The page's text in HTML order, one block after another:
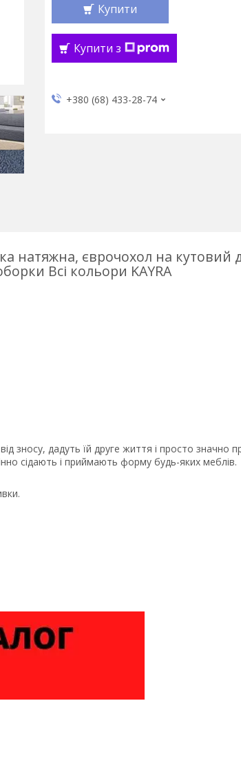
Купити
Купити з
+380 (68) 433-28-74
натяжна, єврочохол на кутовий
Всі кольори KAYRA
зносу, дадуть їй друге життя і просто значно
сідають і приймають форму будь-яких меблів.